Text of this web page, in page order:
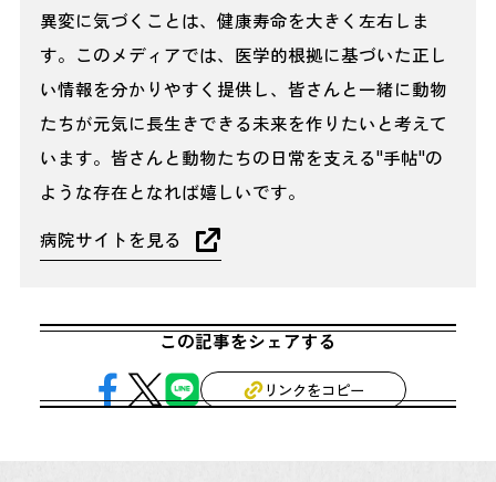
異変に気づくことは、健康寿命を大きく左右しま
す。このメディアでは、医学的根拠に基づいた正し
い情報を分かりやすく提供し、皆さんと一緒に動物
たちが元気に長生きできる未来を作りたいと考えて
います。皆さんと動物たちの日常を支える"手帖"の
ような存在となれば嬉しいです。
病院サイトを見る
この記事をシェアする
リンクをコピー